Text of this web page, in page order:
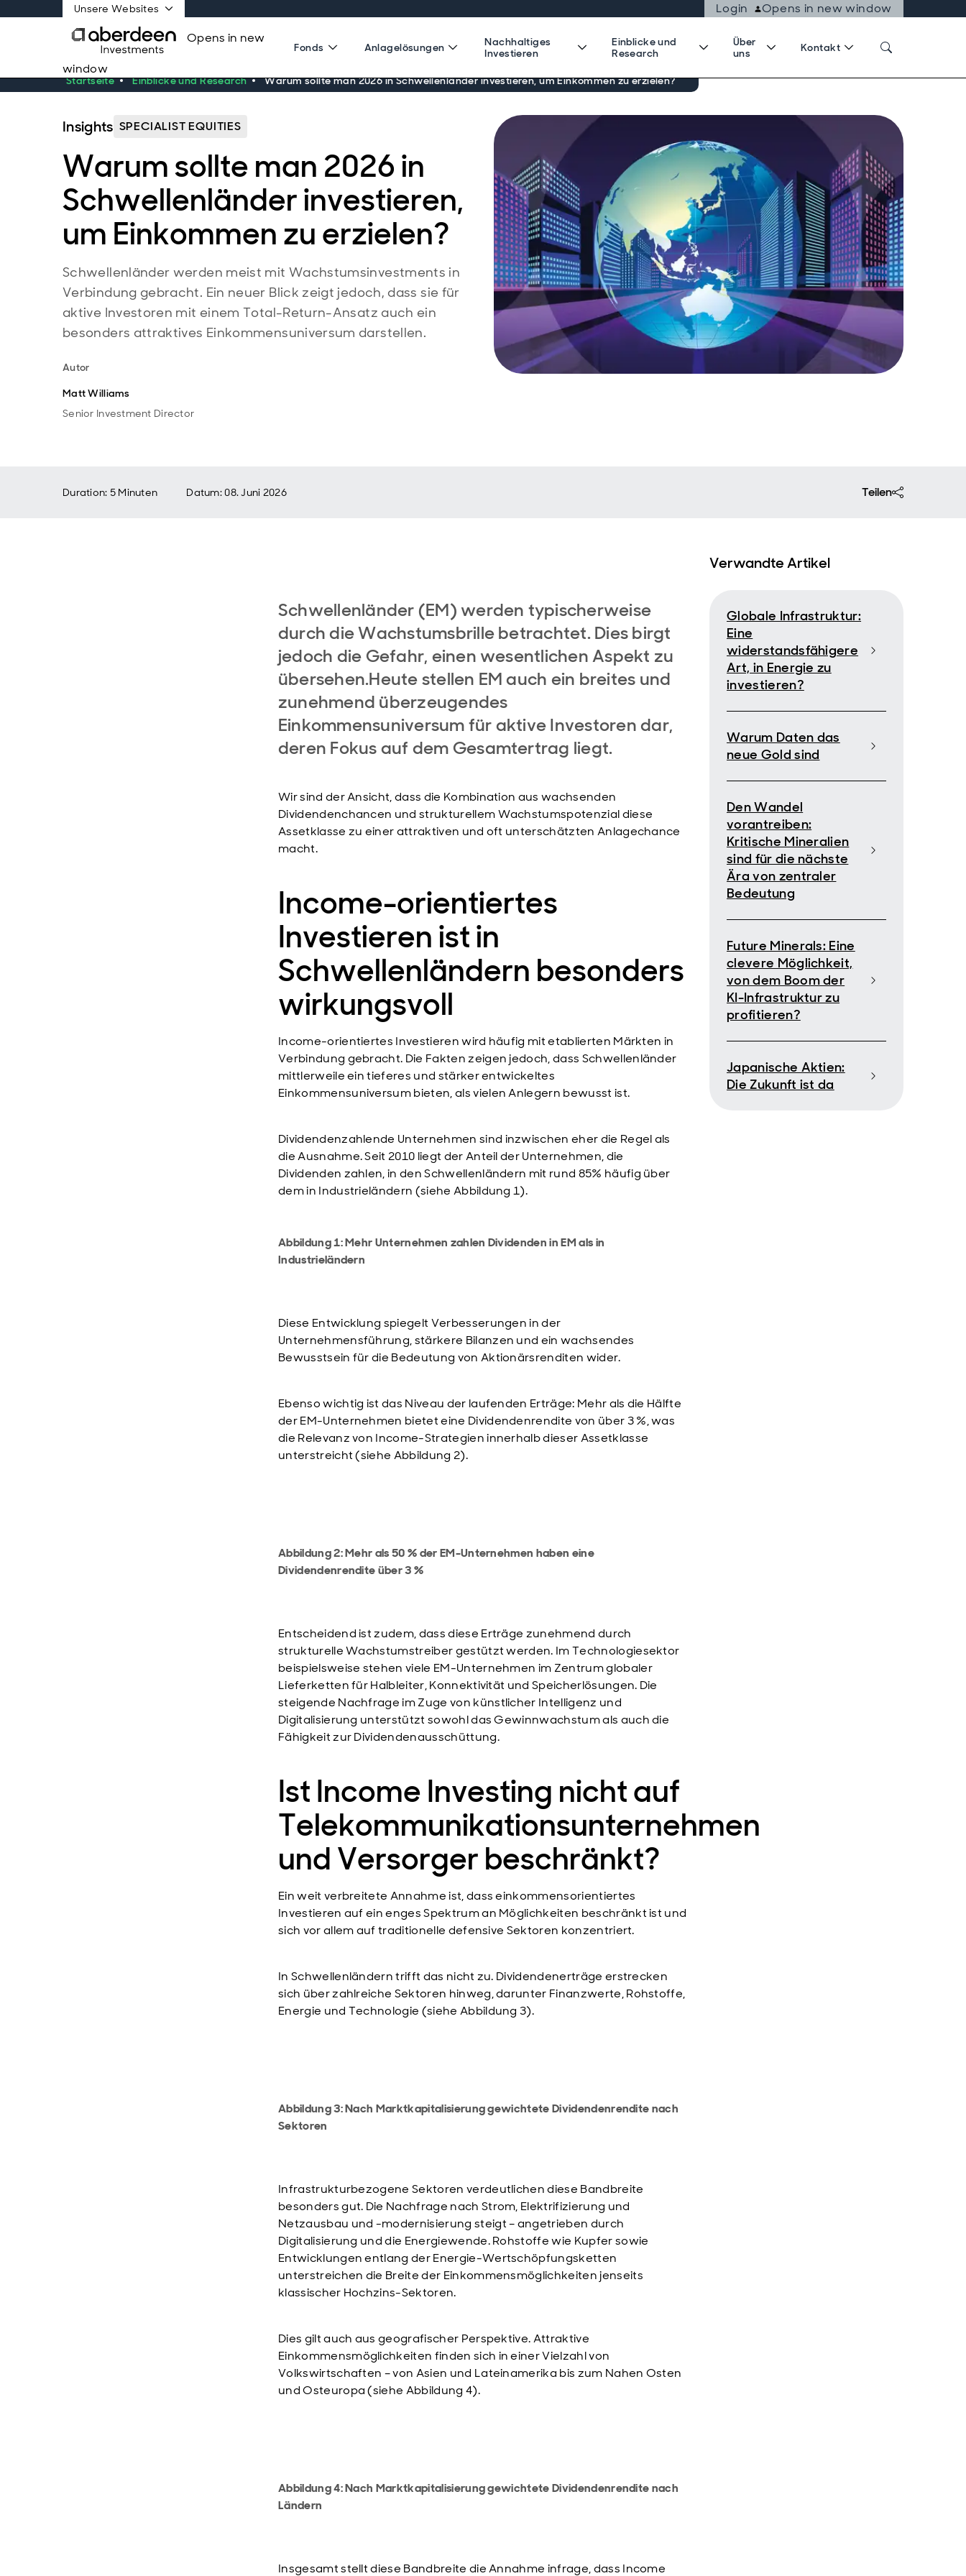
Unsere Websites Login
Opens in new window
Opens in new
window
Fonds Anlagelösungen
Nachhaltiges
Investieren
Einblicke und
Research
Über
uns
Kontakt
Startseite Einblicke und Research Warum sollte man 2026 in Schwellenländer investieren, um Einkommen zu erzielen?
Insights SPECIALIST EQUITIES
Warum sollte man 2026 in
Schwellenländer investieren,
um Einkommen zu erzielen?
Schwellenländer werden meist mit Wachstumsinvestments in
Verbindung gebracht. Ein neuer Blick zeigt jedoch, dass sie für
aktive Investoren mit einem Total-Return-Ansatz auch ein
besonders attraktives Einkommensuniversum darstellen.
Autor
Matt Williams
Senior Investment Director
Duration: 5 Minuten Datum:08. Juni 2026 Teilen
Schwellenländer (EM) werden typischerweise
durch die Wachstumsbrille betrachtet. Dies birgt
jedoch die Gefahr, einen wesentlichen Aspekt zu
übersehen.Heute stellen EM auch ein breites und
zunehmend überzeugendes
Einkommensuniversum für aktive Investoren dar,
deren Fokus auf dem Gesamtertrag liegt.
Wir sind der Ansicht, dass die Kombination aus wachsenden
Dividendenchancen und strukturellem Wachstumspotenzial diese
Assetklasse zu einer attraktiven und oft unterschätzten Anlagechance
macht.
Income-orientiertes
Investieren ist in
Schwellenländern besonders
wirkungsvoll
Income-orientiertes Investieren wird häufig mit etablierten Märkten in
Verbindung gebracht. Die Fakten zeigen jedoch, dass Schwellenländer
mittlerweile ein tieferes und stärker entwickeltes
Einkommensuniversum bieten, als vielen Anlegern bewusst ist.
Dividendenzahlende Unternehmen sind inzwischen eher die Regel als
die Ausnahme. Seit 2010 liegt der Anteil der Unternehmen, die
Dividenden zahlen, in den Schwellenländern mit rund 85% häufig über
dem in Industrieländern (siehe Abbildung 1).
Abbildung 1: Mehr Unternehmen zahlen Dividenden in EM als in
Industrieländern
Diese Entwicklung spiegelt Verbesserungen in der
Unternehmensführung, stärkere Bilanzen und ein wachsendes
Bewusstsein für die Bedeutung von Aktionärsrenditen wider.
Ebenso wichtig ist das Niveau der laufenden Erträge: Mehr als die Hälfte
der EM-Unternehmen bietet eine Dividendenrendite von über 3 %, was
die Relevanz von Income-Strategien innerhalb dieser Assetklasse
unterstreicht (siehe Abbildung 2).
Abbildung 2: Mehr als 50 % der EM-Unternehmen haben eine
Dividendenrendite über 3 %
Entscheidend ist zudem, dass diese Erträge zunehmend durch
strukturelle Wachstumstreiber gestützt werden. Im Technologiesektor
beispielsweise stehen viele EM-Unternehmen im Zentrum globaler
Lieferketten für Halbleiter, Konnektivität und Speicherlösungen. Die
steigende Nachfrage im Zuge von künstlicher Intelligenz und
Digitalisierung unterstützt sowohl das Gewinnwachstum als auch die
Fähigkeit zur Dividendenausschüttung.
Ist Income Investing nicht auf
Telekommunikationsunternehmen
und Versorger beschränkt?
Ein weit verbreitete Annahme ist, dass einkommensorientiertes
Investieren auf ein enges Spektrum an Möglichkeiten beschränkt ist und
sich vor allem auf traditionelle defensive Sektoren konzentriert.
In Schwellenländern trifft das nicht zu. Dividendenerträge erstrecken
sich über zahlreiche Sektoren hinweg, darunter Finanzwerte, Rohstoffe,
Energie und Technologie (siehe Abbildung 3).
Abbildung 3: Nach Marktkapitalisierung gewichtete Dividendenrendite nach
Sektoren
Infrastrukturbezogene Sektoren verdeutlichen diese Bandbreite
besonders gut. Die Nachfrage nach Strom, Elektrifizierung und
Netzausbau und -modernisierung steigt – angetrieben durch
Digitalisierung und die Energiewende. Rohstoffe wie Kupfer sowie
Entwicklungen entlang der Energie-Wertschöpfungsketten
unterstreichen die Breite der Einkommensmöglichkeiten jenseits
klassischer Hochzins-Sektoren.
Dies gilt auch aus geografischer Perspektive. Attraktive
Einkommensmöglichkeiten finden sich in einer Vielzahl von
Volkswirtschaften – von Asien und Lateinamerika bis zum Nahen Osten
und Osteuropa (siehe Abbildung 4).
Abbildung 4: Nach Marktkapitalisierung gewichtete Dividendenrendite nach
Ländern
Insgesamt stellt diese Bandbreite die Annahme infrage, dass Income
Verwandte Artikel
Globale Infrastruktur:
Eine
widerstandsfähigere
Art, in Energie zu
investieren?
Warum Daten das
neue Gold sind
Den Wandel
vorantreiben:
Kritische Mineralien
sind für die nächste
Ära von zentraler
Bedeutung
Future Minerals: Eine
clevere Möglichkeit,
von dem Boom der
KI-Infrastruktur zu
profitieren?
Japanische Aktien:
Die Zukunft ist da